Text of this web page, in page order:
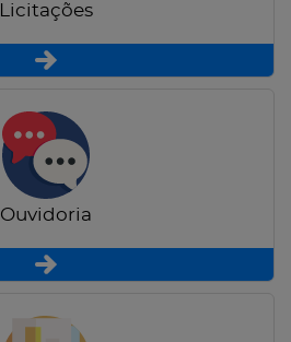
Licitações
Ouvidoria